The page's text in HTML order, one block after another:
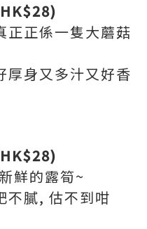
正正係一隻大蘑菇
厚身又多汁又好香
鮮的露筍~
不膩, 估不到咁